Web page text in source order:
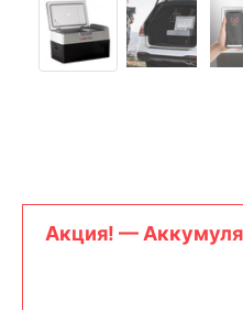
Aкция! —